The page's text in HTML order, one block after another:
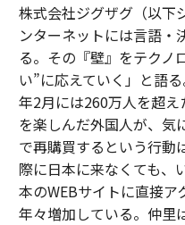
株式会社ジグザグ（以下
ンターネットには言語・
る。その『壁』をテクノ
い”に応えていく」と語
年2月には260万人を超
を楽しんだ外国人が、気
で再購買するという行動
際に日本に来なくても、
本のWEBサイトに直接ア
年々増加している。仲里